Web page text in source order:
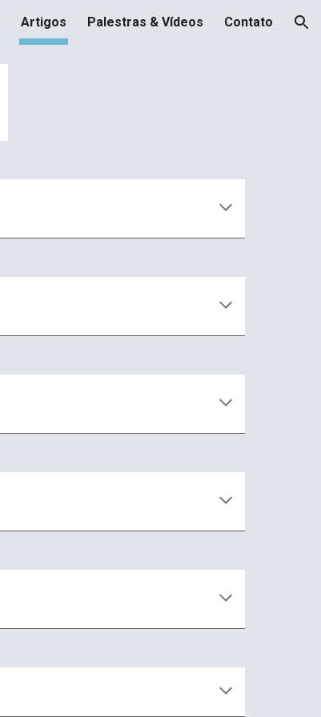
Artigos Palestras & Vídeos Contato